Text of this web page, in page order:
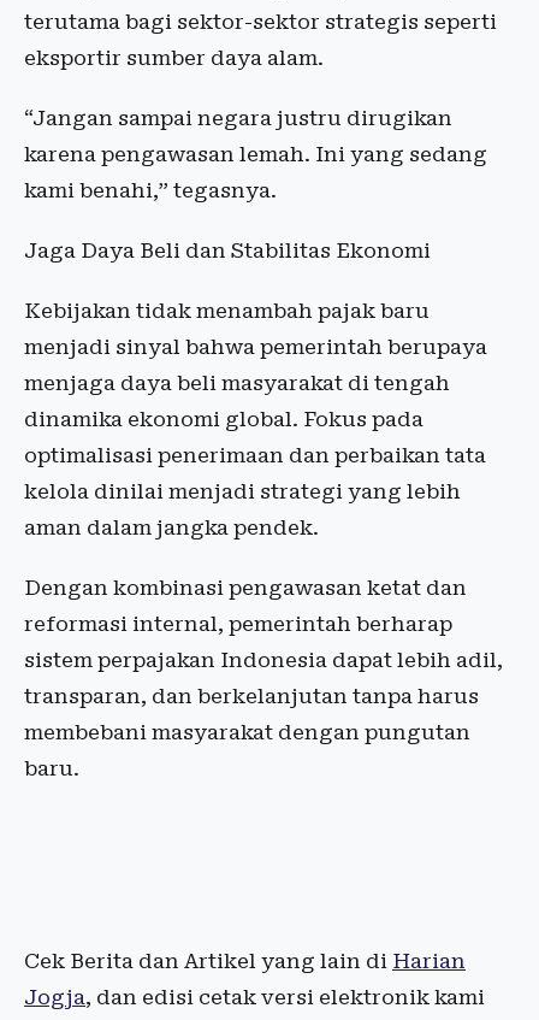
terutama bagi sektor-sektor strategis seperti
eksportir sumber daya alam.
“Jangan sampai negara justru dirugikan
karena pengawasan lemah. Ini yang sedang
kami benahi,” tegasnya.
Jaga Daya Beli dan Stabilitas Ekonomi
Kebijakan tidak menambah pajak baru
menjadi sinyal bahwa pemerintah berupaya
menjaga daya beli masyarakat di tengah
dinamika ekonomi global. Fokus pada
optimalisasi penerimaan dan perbaikan tata
kelola dinilai menjadi strategi yang lebih
aman dalam jangka pendek.
Dengan kombinasi pengawasan ketat dan
reformasi internal, pemerintah berharap
sistem perpajakan Indonesia dapat lebih adil,
transparan, dan berkelanjutan tanpa harus
membebani masyarakat dengan pungutan
baru.
Cek Berita dan Artikel yang lain di Harian
Jogja, dan edisi cetak versi elektronik kami